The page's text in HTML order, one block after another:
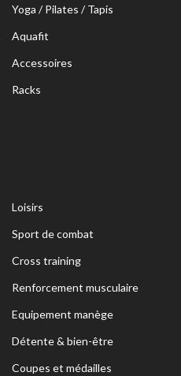
Yoga / Pilates / Tapis
Aquafit
Accessoires
Racks
Loisirs
Sport de combat
Cross training
Renforcement musculaire
Equipement manège
Détente & bien-être
Coupes et médailles